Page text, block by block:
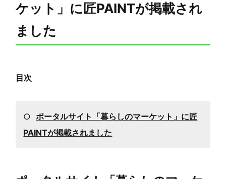
ケット」に匠PAINTが掲載され
ました
目次
○ポータルサイト「暮らしのマーケット」に匠
PAINTが掲載されました